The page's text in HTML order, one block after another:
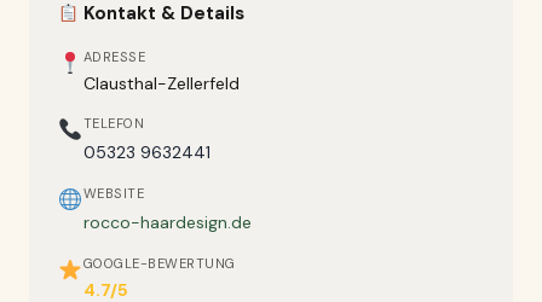
Kontakt & Details
ADRESSE
Clausthal-Zellerfeld
TELEFON
05323 9632441
WEBSITE
rocco-haardesign.de
GOOGLE-BEWERTUNG
4.7/5